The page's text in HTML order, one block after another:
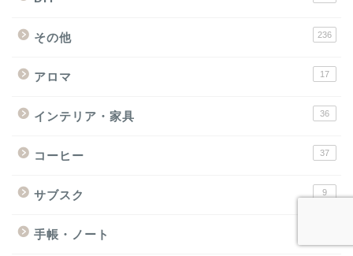
その他 236
アロマ 17
インテリア・家具 36
コーヒー 37
サブスク 9
手帳・ノート